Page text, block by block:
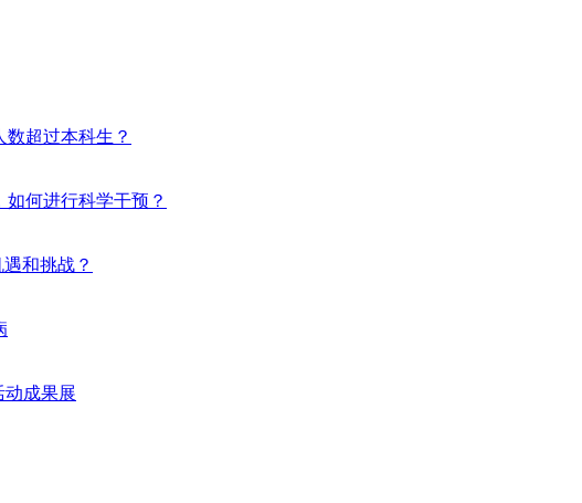
超过本科生？
何进行科学干预？
和挑战？
动成果展